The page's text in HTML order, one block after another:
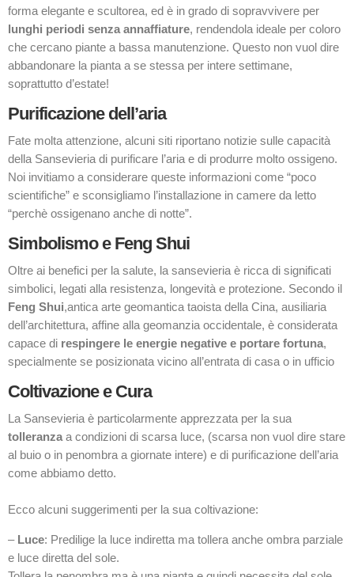
forma elegante e scultorea, ed è in grado di sopravvivere per
lunghi periodi senza annaffiature, rendendola ideale per coloro
che cercano piante a bassa manutenzione. Questo non vuol dire
abbandonare la pianta a se stessa per intere settimane,
soprattutto d’estate!
Purificazione dell’aria
Fate molta attenzione, alcuni siti riportano notizie sulle capacità
della Sansevieria di purificare l’aria e di produrre molto ossigeno.
Noi invitiamo a considerare queste informazioni come “poco
scientifiche” e sconsigliamo l’installazione in camere da letto
“perchè ossigenano anche di notte”.
Simbolismo e Feng Shui
Oltre ai benefici per la salute, la sansevieria è ricca di significati
simbolici, legati alla resistenza, longevità e protezione. Secondo il
Feng Shui,antica arte geomantica taoista della Cina, ausiliaria
dell’architettura, affine alla geomanzia occidentale, è considerata
capace di respingere le energie negative e portare fortuna,
specialmente se posizionata vicino all’entrata di casa o in ufficio
Coltivazione e Cura
La Sansevieria è particolarmente apprezzata per la sua
tolleranza a condizioni di scarsa luce, (scarsa non vuol dire stare
al buio o in penombra a giornate intere) e di purificazione dell’aria
come abbiamo detto.
Ecco alcuni suggerimenti per la sua coltivazione:
– Luce: Predilige la luce indiretta ma tollera anche ombra parziale
e luce diretta del sole.